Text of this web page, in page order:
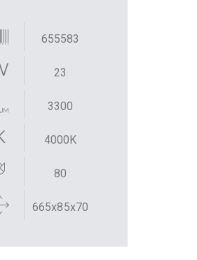
655583
23
3300
4000K
80
665x85x70